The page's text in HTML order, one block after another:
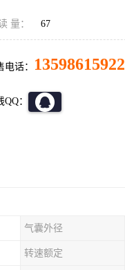
量： 67
电话： 13598615922
QQ：
气囊外径
转速额定